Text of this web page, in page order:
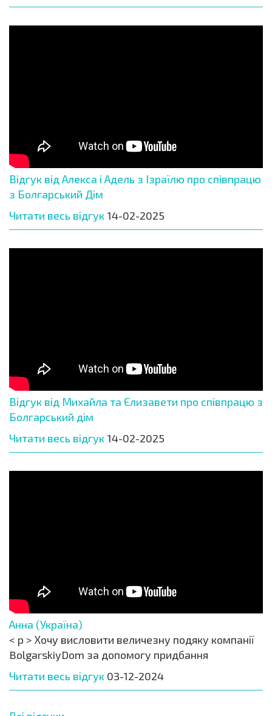
Відгук від Алекса і Адель з Ізраїлю про співпрацю
з Болгарський Дім
Читати весь відгук 14-02-2025
Відгук від Михайла та Єлизавети про співпрацю з
Болгарський дім
Читати весь відгук 14-02-2025
Анна (Україна)
< p > Хочу висловити величезну подяку компанії
BolgarskiyDom за допомогу придбання
Читати весь відгук 03-12-2024